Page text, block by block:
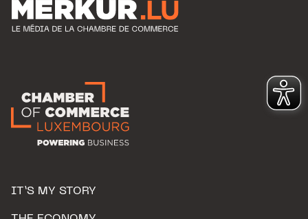
IT’S MY STORY